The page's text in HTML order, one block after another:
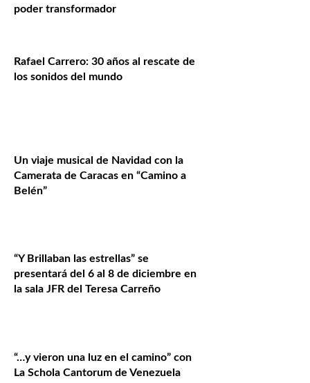
poder transformador
Rafael Carrero: 30 años al rescate de
los sonidos del mundo
Un viaje musical de Navidad con la
Camerata de Caracas en “Camino a
Belén”
“Y Brillaban las estrellas” se
presentará del 6 al 8 de diciembre en
la sala JFR del Teresa Carreño
“…y vieron una luz en el camino” con
La Schola Cantorum de Venezuela